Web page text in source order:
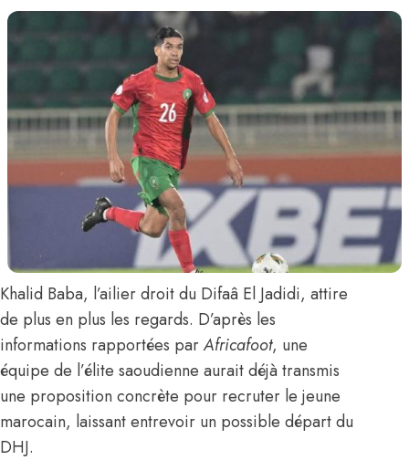
Khalid Baba, l’ailier droit du Difaâ El Jadidi, attire
de plus en plus les regards. D’après les
informations rapportées parAfricafoot, une
équipe de l’élite saoudienne aurait déjà transmis
une proposition concrète pour recruter le jeune
marocain, laissant entrevoir un possible départ du
DHJ.